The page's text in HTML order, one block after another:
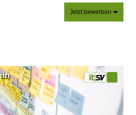
Jetzt bewerben